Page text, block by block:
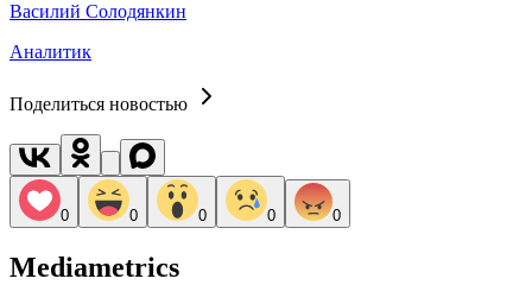
Василий Солодянкин
Аналитик
Поделиться новостью
0 0 0 0 0
Mediametrics